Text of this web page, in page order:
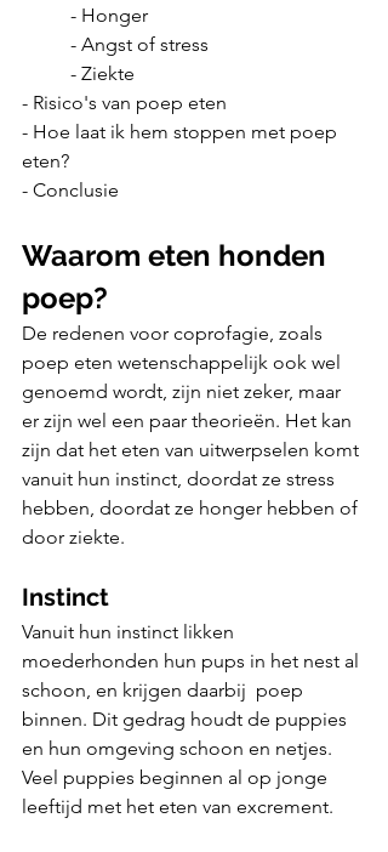
	- Honger
	- Angst of stress
	- Ziekte
- Risico's van poep eten
- Hoe laat ik hem stoppen met poep
eten?
- Conclusie
Waarom eten honden
poep?
De redenen voor coprofagie, zoals
poep eten wetenschappelijk ook wel
genoemd wordt, zijn niet zeker, maar
er zijn wel een paar theorieën. Het kan
zijn dat het eten van uitwerpselen komt
vanuit hun instinct, doordat ze stress
hebben, doordat ze honger hebben of
door ziekte.
Instinct
Vanuit hun instinct likken
moederhonden hun pups in het nest al
schoon, en krijgen daarbij  poep
binnen. Dit gedrag houdt de puppies
en hun omgeving schoon en netjes.
Veel puppies beginnen al op jonge
leeftijd met het eten van excrement.